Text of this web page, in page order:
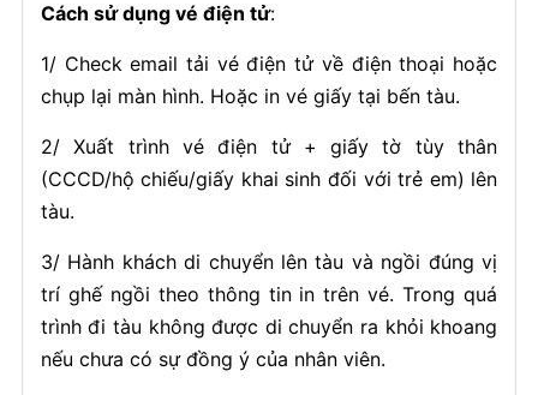
Cách sử dụng vé điện tử:
1/ Check email tải vé điện tử về điện thoại hoặc
chụp lại màn hình. Hoặc in vé giấy tại bến tàu.
2/ Xuất trình vé điện tử + giấy tờ tùy thân
(CCCD/hộ chiếu/giấy khai sinh đối với trẻ em) lên
tàu.
3/ Hành khách di chuyển lên tàu và ngồi đúng vị
trí ghế ngồi theo thông tin in trên vé. Trong quá
trình đi tàu không được di chuyển ra khỏi khoang
nếu chưa có sự đồng ý của nhân viên.